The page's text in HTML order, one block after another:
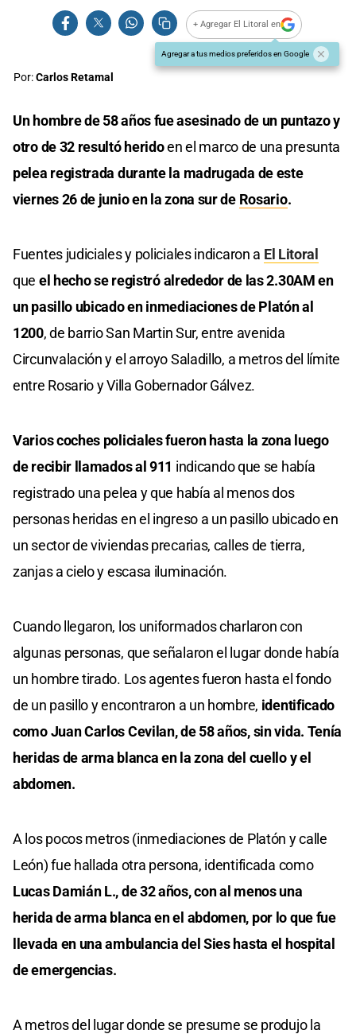
+ Agregar El Litoral en
Agregar a tus medios preferidos en Google
Por:Carlos Retamal
Un hombre de 58 años fue asesinado de un puntazo y
otro de 32 resultó heridoen el marco de una presunta
pelea registrada durante la madrugada de este
viernes 26 de junio en la zona sur de Rosario.
Fuentes judiciales y policiales indicaron a El Litoral
que el hecho se registró alrededor de las 2.30AM en
un pasillo ubicado en inmediaciones de Platón al
1200, de barrio San Martin Sur, entre avenida
Circunvalación y el arroyo Saladillo, a metros del límite
entre Rosario y Villa Gobernador Gálvez.
Varios coches policiales fueron hasta la zona luego
de recibir llamados al 911 indicando que se había
registrado una pelea y que había al menos dos
personas heridas en el ingreso a un pasillo ubicado en
un sector de viviendas precarias, calles de tierra,
zanjas a cielo y escasa iluminación.
Cuando llegaron, los uniformados charlaron con
algunas personas, que señalaron el lugar donde había
un hombre tirado. Los agentes fueron hasta el fondo
de un pasillo y encontraron a un hombre, identificado
como Juan Carlos Cevilan, de 58 años, sin vida. Tenía
heridas de arma blanca en la zona del cuello y el
abdomen.
A los pocos metros (inmediaciones de Platón y calle
León) fue hallada otra persona, identificada como
Lucas Damián L., de 32 años, con al menos una
herida de arma blanca en el abdomen, por lo que fue
llevada en una ambulancia del Sies hasta el hospital
de emergencias.
A metros del lugar donde se presume se produjo la